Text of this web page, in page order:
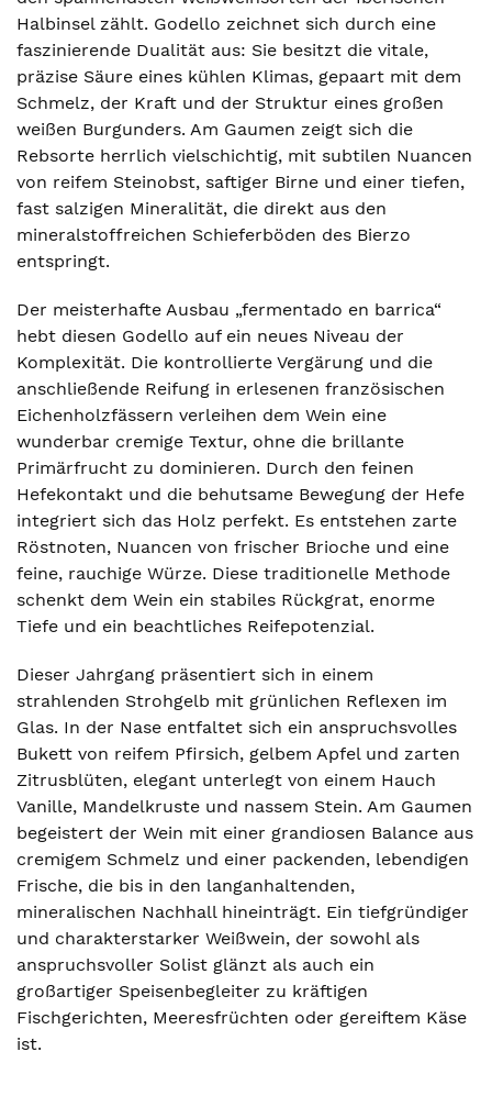
Halbinsel zählt. Godello zeichnet sich durch eine
faszinierende Dualität aus: Sie besitzt die vitale,
präzise Säure eines kühlen Klimas, gepaart mit dem
Schmelz, der Kraft und der Struktur eines großen
weißen Burgunders. Am Gaumen zeigt sich die
Rebsorte herrlich vielschichtig, mit subtilen Nuancen
von reifem Steinobst, saftiger Birne und einer tiefen,
fast salzigen Mineralität, die direkt aus den
mineralstoffreichen Schieferböden des Bierzo
entspringt.
Der meisterhafte Ausbau „fermentado en barrica“
hebt diesen Godello auf ein neues Niveau der
Komplexität. Die kontrollierte Vergärung und die
anschließende Reifung in erlesenen französischen
Eichenholzfässern verleihen dem Wein eine
wunderbar cremige Textur, ohne die brillante
Primärfrucht zu dominieren. Durch den feinen
Hefekontakt und die behutsame Bewegung der Hefe
integriert sich das Holz perfekt. Es entstehen zarte
Röstnoten, Nuancen von frischer Brioche und eine
feine, rauchige Würze. Diese traditionelle Methode
schenkt dem Wein ein stabiles Rückgrat, enorme
Tiefe und ein beachtliches Reifepotenzial.
Dieser Jahrgang präsentiert sich in einem
strahlenden Strohgelb mit grünlichen Reflexen im
Glas. In der Nase entfaltet sich ein anspruchsvolles
Bukett von reifem Pfirsich, gelbem Apfel und zarten
Zitrusblüten, elegant unterlegt von einem Hauch
Vanille, Mandelkruste und nassem Stein. Am Gaumen
begeistert der Wein mit einer grandiosen Balance aus
cremigem Schmelz und einer packenden, lebendigen
Frische, die bis in den langanhaltenden,
mineralischen Nachhall hineinträgt. Ein tiefgründiger
und charakterstarker Weißwein, der sowohl als
anspruchsvoller Solist glänzt als auch ein
großartiger Speisenbegleiter zu kräftigen
Fischgerichten, Meeresfrüchten oder gereiftem Käse
ist.